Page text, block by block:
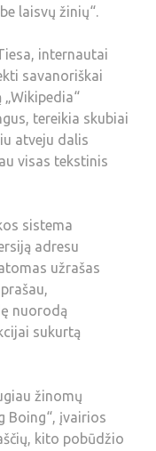
laisvų žinių“.
internautai
savanoriškai
tereikia skubiai
atveju dalis
visas tekstinis
sistema
adresu
užrašas
nuorodą
sukurtą
žinomų
Boing“, įvairios
kito pobūdžio